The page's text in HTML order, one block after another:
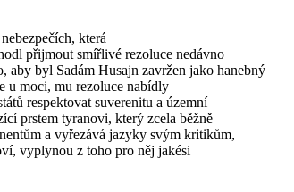
která
přijmout smířlivé rezoluce nedávno
aby byl Sadám Husajn zavržen jako hanebný
u moci, mu rezoluce nabídly
respektovat suverenitu a územní
prstem tyranovi, který zcela běžně
a vyřezává jazyky svým kritikům,
vyplynou z toho pro něj jakési